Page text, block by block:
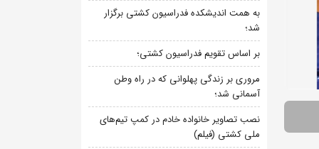
به همت اندیشکده فدراسیون کشتی برگزار
شد؛
بر اساس تقویم فدراسیون کشتی؛
مروری بر زندگی پهلوانی که در راه وطن
آسمانی شد؛
نصب تصاویر خانواده خادم در کمپ تیم‌های
ملی کشتی (فیلم)